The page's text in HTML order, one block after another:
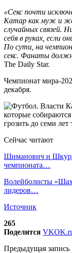
«Секс почти
Катар как муж и
случайных связей.
себя в руках, если
По сути, на
секс. Фанаты
The Daily Star.
Чемпионат мира-
декабря.
Сейчас читают
Шиманович и
чемпионата…
Волейболисты
лидеров…
Источник
265
Поделится VK
Предыдущая запись